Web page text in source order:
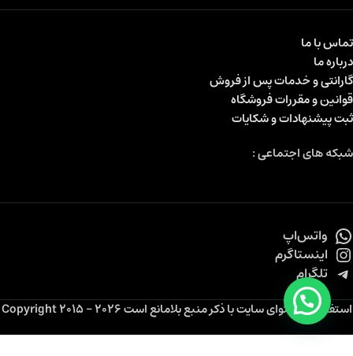
تماس با ما
درباره ما
گارانتی و خدمات پس از فروش
قوانین و مقررات فروشگاه
ثبت پیشنهادات و شکایات
شبکه های اجتماعی :
واتس‌اپ
اینستاگرم
تلگرام
استفاده از محتوای سایت با ذکر منبع بلامانع است Copyright 2015 - 2026